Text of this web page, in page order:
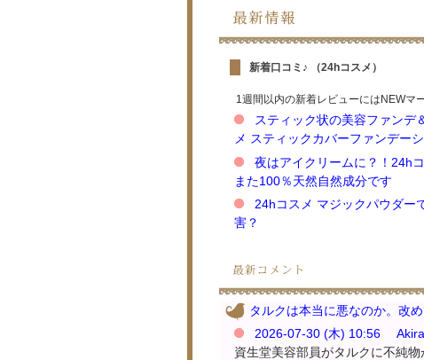
新着口コミ♪ （24hコスメ）
1週間以内の新着レビューにはNEWマ
スティック状の美容ファンデ
メ スティックカバーファンデーシ
夜はアイクリームに？！24h
また100％天然自然成分です
24hコスメ マジックパウダー
害？
タルクは本当に悪なのか。改
2026-07-30 (木) 10:56 Akira
資生堂美容部員がタルクに不純